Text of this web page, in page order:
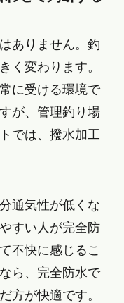
ありません。釣
く変わります。
に受ける環境で
が、管理釣り場
では、撥水加工
通気性が低くな
すい人が完全防
不快に感じるこ
ら、完全防水で
方が快適です。